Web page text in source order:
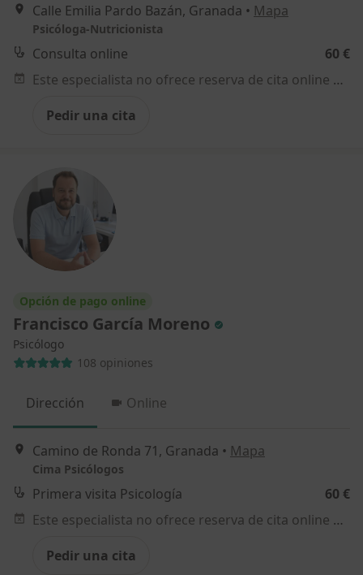
Calle Emilia Pardo Bazán, Granada • Mapa
Psicóloga-Nutricionista
Consulta online
60 €
Este especialista no ofrece reserva de cita online en esta dirección.
Pedir una cita
Opción de pago online
Francisco García Moreno
Psicólogo
108 opiniones
Dirección Online
Camino de Ronda 71, Granada • Mapa
Cima Psicólogos
Primera visita Psicología
60 €
Este especialista no ofrece reserva de cita online en esta dirección.
Pedir una cita